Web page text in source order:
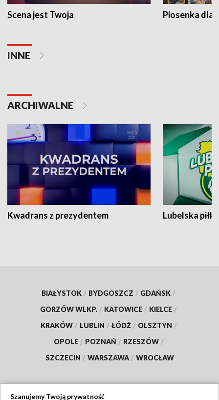
Scena jest Twoja Piosenka dla
INNE
ARCHIWALNE
Kwadrans z prezydentem Lubelska piłka
BIAŁYSTOK / BYDGOSZCZ / GDAŃSK /
GORZÓW WLKP. / KATOWICE / KIELCE /
KRAKÓW / LUBLIN / ŁÓDŹ / OLSZTYN /
OPOLE / POZNAŃ / RZESZÓW /
SZCZECIN / WARSZAWA / WROCŁAW
Szanujemy Twoją prywatność